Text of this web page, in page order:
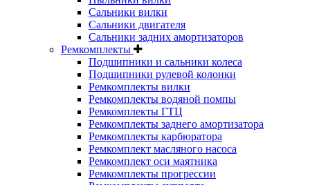
Сальники вилки
Сальники двигателя
Сальники задних амортизаторов
Ремкомплекты
Подшипники и сальники колеса
Подшипники рулевой колонки
Ремкомплекты вилки
Ремкомплекты водяной помпы
Ремкомплекты ГТЦ
Ремкомплекты заднего амортизатора
Ремкомплекты карбюратора
Ремкомплект масляного насоса
Ремкомплект оси маятника
Ремкомплекты прогрессии